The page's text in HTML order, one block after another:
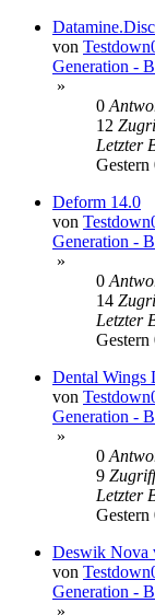
von
Generation -
»
0
12
Letzter
Gestern
Deform 14.0
von
Generation -
»
0
14
Letzter
Gestern
Dental Wings
von
Generation -
»
0
9
Letzter
Gestern
Deswik Nova
von
Generation -
»